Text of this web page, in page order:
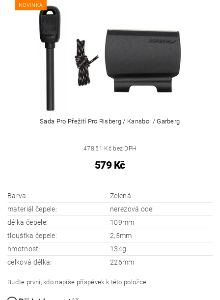
NOVINKA
Sada Pro Přežití Pro Risberg / Kansbol / Garberg
478,51 Kč bez DPH
579 Kč
Barva
Zelená
materiál čepele:
nerezová ocel
délka čepele:
109mm
tloušťka čepele:
2,5mm
hmotnost:
134g
celková délka:
226mm
Buďte první, kdo napíše příspěvek k této položce.